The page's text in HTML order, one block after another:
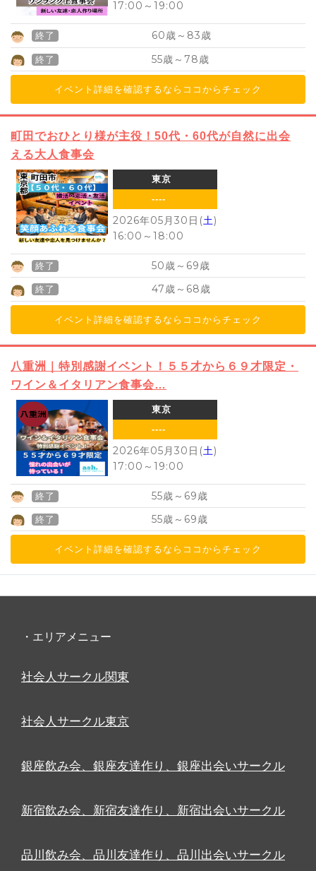
17:00 ～ 19:00
終了 60歳～ 83歳
終了 55歳～ 78歳
イベント詳細を確認するならココからチェック
町田でおひとり様が主役！50代・60代が自然に出会
える大人食事会
東京
----
2026年05月30日(土)
16:00 ～ 18:00
終了 50歳～ 69歳
終了 47歳～ 68歳
イベント詳細を確認するならココからチェック
八重洲｜特別感謝イベント！５５才から６９才限定・
ワイン＆イタリアン食事会…
東京
----
2026年05月30日(土)
17:00 ～ 19:00
終了 55歳～ 69歳
終了 55歳～ 69歳
イベント詳細を確認するならココからチェック
・エリアメニュー
社会人サークル関東
社会人サークル東京
銀座飲み会、銀座友達作り、銀座出会いサークル
新宿飲み会、新宿友達作り、新宿出会いサークル
品川飲み会、品川友達作り、品川出会いサークル